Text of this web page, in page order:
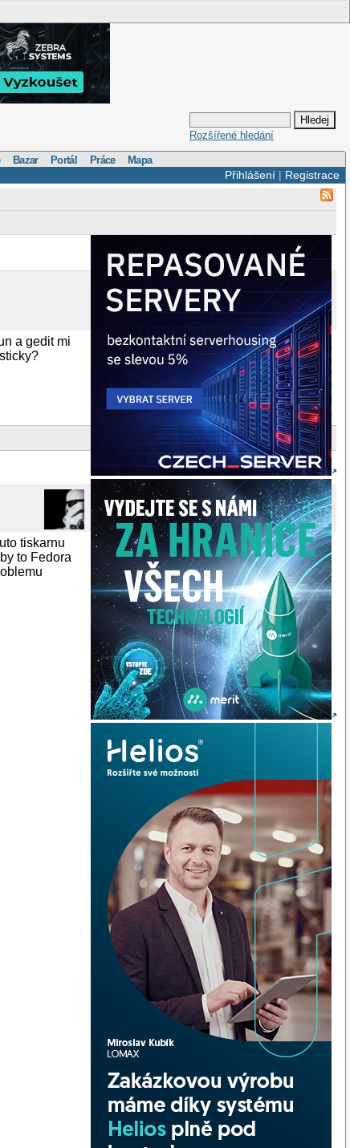
Rozšířené hledání
Bazar Portál Práce Mapa
Přihlášení| Registrace
a gedit mi
tiskarnu
to Fedora